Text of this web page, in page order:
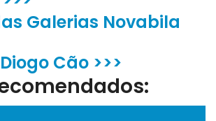
Galerias Novabila
Cão >>>